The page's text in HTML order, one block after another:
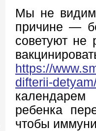
Мы не видим
причине —
советуют не
https://
difterii-
ребенка
чтобы